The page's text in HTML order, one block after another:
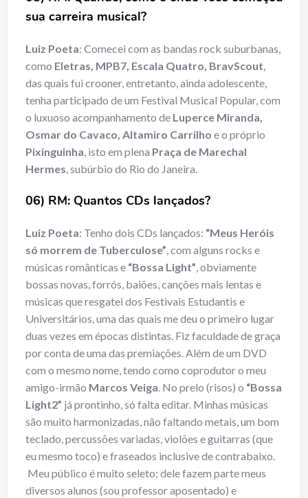
sua carreira musical?
Luiz Poeta: Comecei com as bandas rock suburbanas,
como Eletras, MPB7, Escala Quatro, BravScout,
das quais fui crooner, entretanto, ainda adolescente,
tenha participado de um Festival Musical Popular, com
o luxuoso acompanhamento de Luperce Miranda,
Osmar do Cavaco, Altamiro Carrilho e o próprio
Pixinguinha, isto em plena Praça de Marechal
Hermes, subúrbio do Rio do Janeira.
06) RM: Quantos CDs lançados?
Luiz Poeta: Tenho dois CDs lançados: “Meus Heróis
só morrem de Tuberculose”, com alguns rocks e
músicas românticas e “Bossa Light”, obviamente
bossas novas, forrós, baiões, canções mais lentas e
músicas que resgatei dos Festivais Estudantis e
Universitários, uma das quais me deu o primeiro lugar
duas vezes em épocas distintas. Fiz faculdade de graça
por conta de uma das premiações. Além de um DVD
com o mesmo nome, tendo como coprodutor o meu
amigo-irmão Marcos Veiga. No prelo (risos) o “Bossa
Light2” já prontinho, só falta editar. Minhas músicas
são muito harmonizadas, não faltando metais, um bom
teclado, percussões variadas, violões e guitarras (que
eu mesmo toco) e fraseados inclusive de contrabaixo.
Meu público é muito seleto; dele fazem parte meus
diversos alunos (sou professor aposentado) e